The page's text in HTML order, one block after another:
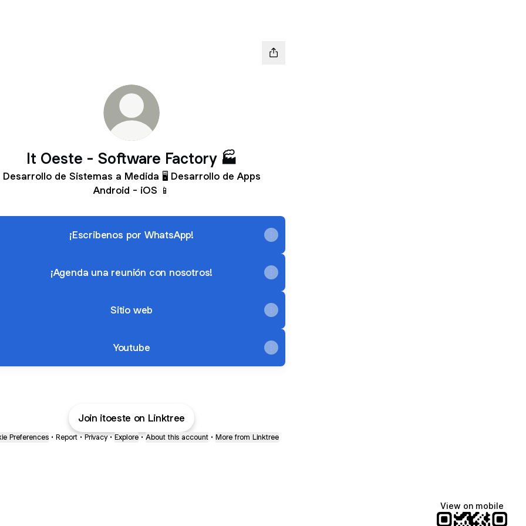
It Oeste - Software Factory 🏭
Desarrollo de Sistemas a Medida 🖥️ Desarrollo de Apps
Android - iOS 📱
¡Escribenos por WhatsApp!
¡Agenda una reunión con nosotros!
Sitio web
Youtube
Join itoeste on Linktree
Preferences • Report • Privacy • Explore • About this account • More from Linktree
View on mobile